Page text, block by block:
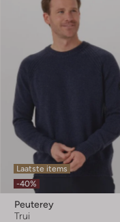
Laatste items
-40%
Peuterey
Trui